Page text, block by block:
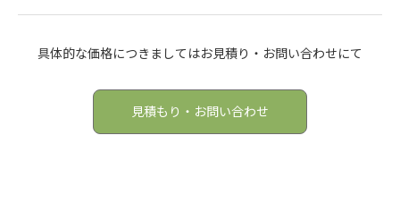
具体的な価格につきましてはお見積り・お問い合わせにて
見積もり・お問い合わせ